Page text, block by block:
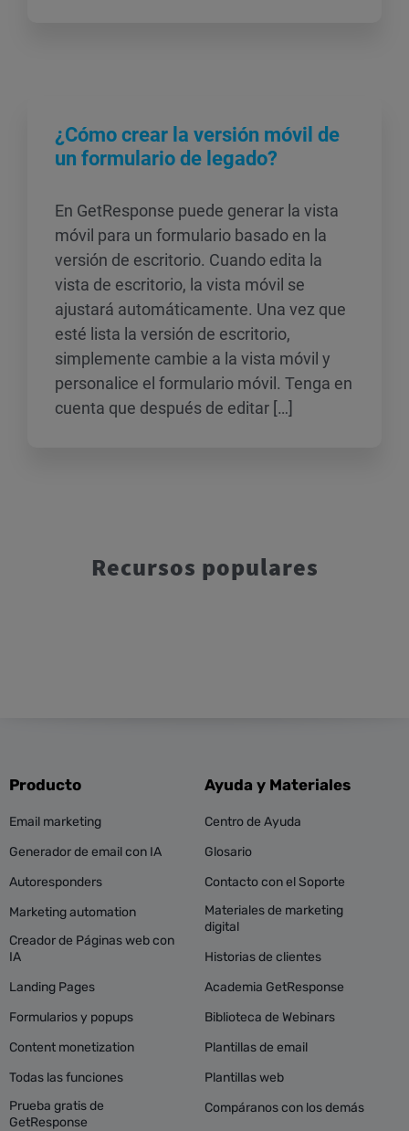
¿Cómo crear la versión móvil de
un formulario de legado?
En GetResponse puede generar la vista
móvil para un formulario basado en la
versión de escritorio. Cuando edita la
vista de escritorio, la vista móvil se
ajustará automáticamente. Una vez que
esté lista la versión de escritorio,
simplemente cambie a la vista móvil y
personalice el formulario móvil. Tenga en
cuenta que después de editar […]
Recursos populares
Producto
Email marketing
Generador de email con IA
Autoresponders
Marketing automation
Creador de Páginas web con
IA
Landing Pages
Formularios y popups
Content monetization
Todas las funciones
Prueba gratis de
GetResponse
Ayuda y Materiales
Centro de Ayuda
Glosario
Contacto con el Soporte
Materiales de marketing
digital
Historias de clientes
Academia GetResponse
Biblioteca de Webinars
Plantillas de email
Plantillas web
Compáranos con los demás